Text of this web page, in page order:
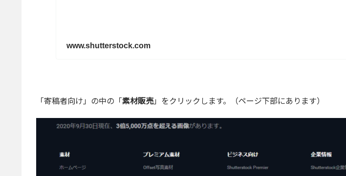
www.shutterstock.com
「寄稿者向け」の中の「素材販売」をクリックします。（ページ下部にあります）